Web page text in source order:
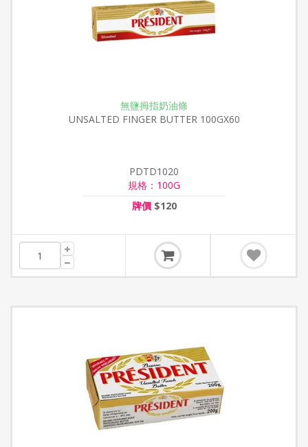
無鹽拇指奶油條
UNSALTED FINGER BUTTER 100GX60
PDTD1020
規格：100G
牌價$120